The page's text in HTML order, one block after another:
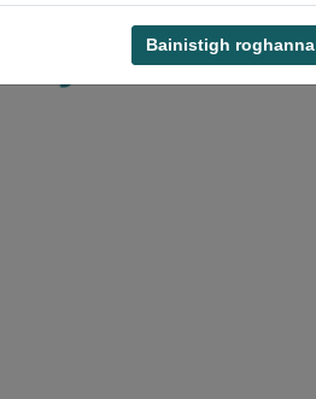
Bainistigh roghanna